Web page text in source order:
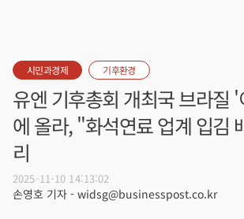
시민과경제 기후환경
유엔 기후총회 개최국 브라질
에 올라, "화석연료 업계 입김
리
2025-11-10 14:13:02
손영호 기자 - widsg@businesspost.co.kr